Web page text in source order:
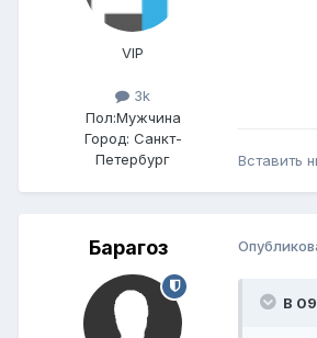
VIP
3k
Пол:Мужчина
Город: Санкт-
Петербург
Вставить
Барагоз
В